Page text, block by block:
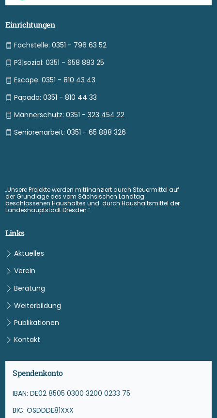
Einrichtungen
Fachstelle: 0351 - 796 63 52
P3|sozial: 0351 - 658 883 25
Escape: 0351 - 810 43 43
Papada: 0351 - 810 44 33
Männerschutz: 0351 - 323 454 22
Seniorenarbeit: 0351 - 65 888 326
„Unsere Projekte werden mitfinanziert durch Steuermittel auf
der Grundlage des vom Sächsischen Landtag
beschlossenen Haushaltes und durch Haushaltsmittel der
Landeshauptstadt Dresden.“
Links
Aktuelles
Verein
Beratung
Weiterbildung
Publikationen
Kontakt
Spendenkonto
IBAN: DE02 8505 0300 3200 0233 75
BIC: OSDDDE81XXX